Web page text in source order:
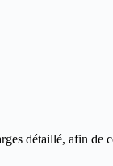
détaillé, afin de